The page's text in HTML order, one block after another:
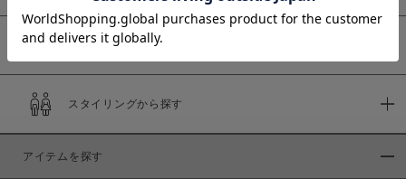
商品タイプ
予約商品
スタイリングから探す
アイテムを探す